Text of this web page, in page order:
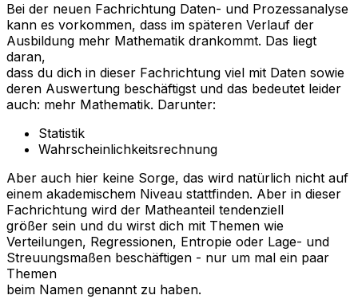
Bei der neuen Fachrichtung Daten- und Prozessanalyse
kann es vorkommen, dass im späteren Verlauf der
Ausbildung mehr Mathematik drankommt. Das liegt
daran,
dass du dich in dieser Fachrichtung viel mit Daten sowie
deren Auswertung beschäftigst und das bedeutet leider
auch: mehr Mathematik. Darunter:
Statistik
Wahrscheinlichkeitsrechnung
Aber auch hier keine Sorge, das wird natürlich nicht auf
einem akademischem Niveau stattfinden. Aber in dieser
Fachrichtung wird der Matheanteil tendenziell
größer sein und du wirst dich mit Themen wie
Verteilungen, Regressionen, Entropie oder Lage- und
Streuungsmaßen beschäftigen - nur um mal ein paar
Themen
beim Namen genannt zu haben.